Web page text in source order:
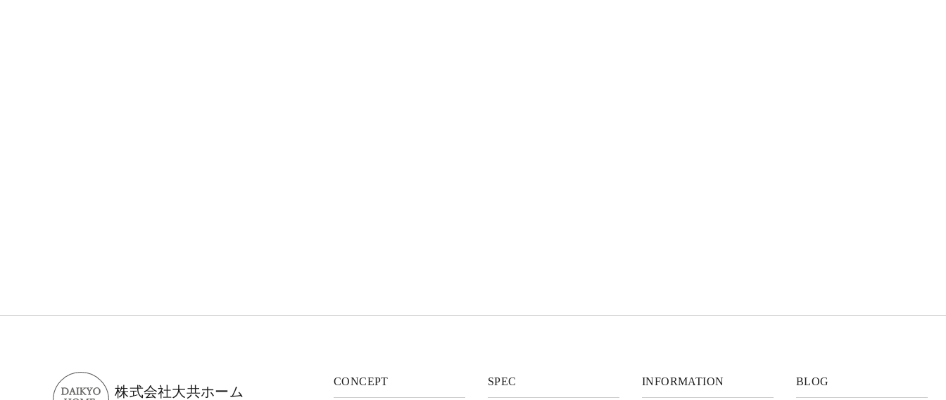
株式会社大共ホーム
CONCEPT SPEC INFORMATION BLOG